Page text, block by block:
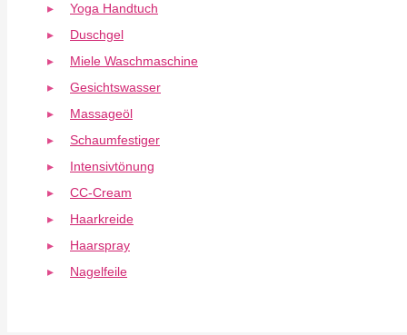
Yoga Handtuch
Duschgel
Miele Waschmaschine
Gesichtswasser
Massageöl
Schaumfestiger
Intensivtönung
CC-Cream
Haarkreide
Haarspray
Nagelfeile